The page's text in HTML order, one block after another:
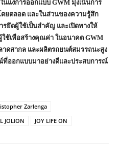
นแง่การออกแบบ GWM มุ่งเน้นการ
ยตลอด และในส่วนของความรู้สึก
รยึดผู้ใช้เป็นสำคัญ และเปิดทางให้
ช้เพื่อสร้างคุณค่า ในอนาคต GWM
ดสากล และผลิตรถยนต์สมรรถนะสูง
ออกแบบมาอย่างดีและประสบการณ์
Zarlenga
JOLION JOY LIFE ON